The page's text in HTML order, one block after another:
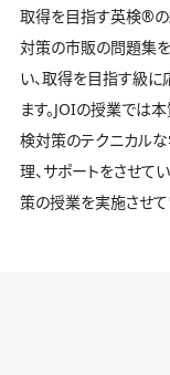
取得を目指す英検®️の
対策の市販の問題集
い、取得を目指す級
ます。JOIの授業では
検対策のテクニカル
理、サポートをさせて
策の授業を実施させて